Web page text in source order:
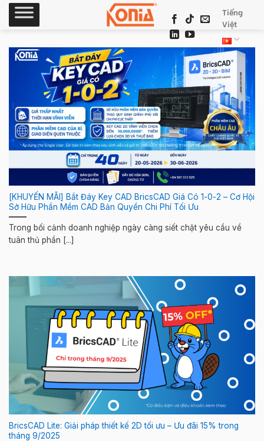
Skip
Tiếng
Việt
[KHUYẾN MÃI] Bắt Đáy Key CAD BricsCAD Giá Có 1-0-2 – Cơ Hội
Sở Hữu Phần Mềm CAD Bản Quyền Chi Phí Tối Ưu
Trong bối cảnh doanh nghiệp ngày càng siết chặt yêu cầu về
tuân thủ phần [...]
BricsCAD Lite: Giải pháp thiết kế 2D tối ưu – Ưu đãi 15% trong
tháng 9/2025